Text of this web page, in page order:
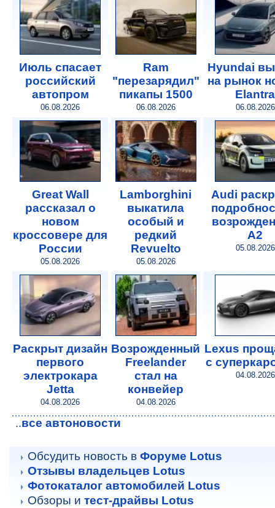
Июль спасает
российский
автопром
06.08.2026
Ram
"перезарядил"
пикапы 1500
06.08.2026
Hyundai
на рынок
Elantra
06.08.2026
Great Wall
рассказал о
новом
кроссовере для
России
05.08.2026
Lamborghini
выкатила
особый и
редкий
Revuelto
05.08.2026
Audi
A2
05.08.2026
Раскрыт дизайн
первого
электрокара
Jetta
04.08.2026
Возрожденный
Freelander
стал на
конвейер
04.08.2026
Lexus
с
04.08.2026
..все автоновости
Обсудить новость в Форуме Lotus
Отзывы владельцев Lotus
Фотокаталог автомобилей Lotus
Обзоры и тест-драйвы Lotus